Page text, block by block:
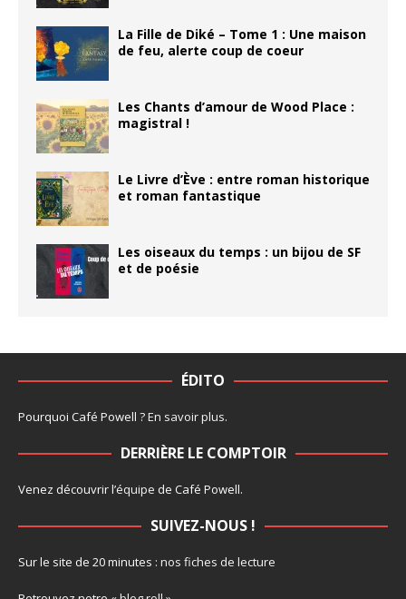
La Fille de Diké – Tome 1 : Une maison
de feu, alerte coup de coeur
Les Chants d’amour de Wood Place :
magistral !
Le Livre d’Ève : entre roman historique
et roman fantastique
Les oiseaux du temps : un bijou de SF
et de poésie
ÉDITO
Pourquoi Café Powell ?En savoir plus.
DERRIÈRE LE COMPTOIR
Venez découvrir l’équipe de Café Powell.
SUIVEZ-NOUS !
Sur le site de 20 minutes : nos fiches de lecture